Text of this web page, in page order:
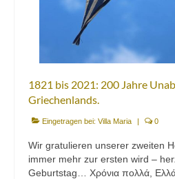
1821 bis 2021: 200 Jahre
Griechenlands.
Eingetragen bei: Villa Maria | 0
Wir gratulieren unserer zweiten
immer mehr zur ersten wird –
Geburtstag… Χρόνια πολλά,